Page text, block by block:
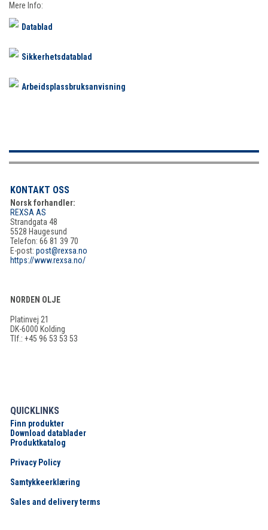
Mere Info:
Datablad
Sikkerhetsdatablad
Arbeidsplassbruksanvisning
KONTAKT OSS
Norsk forhandler:
REXSA AS
Strandgata 48
5528 Haugesund
Telefon: 66 81 39 70
E-post: post@rexsa.no
https://www.rexsa.no/
NORDEN OLJE
Platinvej 21
DK-6000 Kolding
Tlf.: +45 96 53 53 53
QUICKLINKS
Finn produkter
Download datablader
Produktkatalog
Privacy Policy
Samtykkeerklæring
Sales and delivery terms